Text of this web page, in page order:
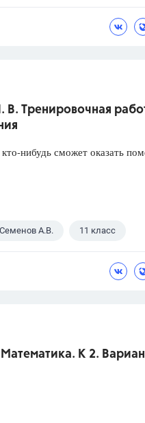
В. Тренировочная
нибудь сможет оказать
Семенов А.В. 11 класс
К 2.